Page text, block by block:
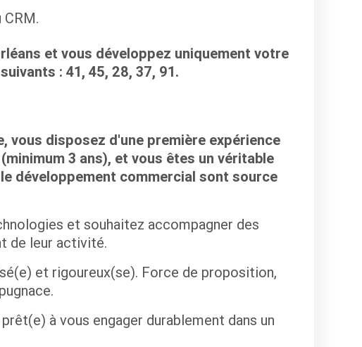
et vous développez uniquement votre
: 41, 45, 28, 37, 91.
vous disposez d'une première expérience
3 ans), et vous êtes un véritable
développement commercial sont source
et souhaitez accompagner des
de leur activité.
et rigoureux(se). Force de proposition,
à vous engager durablement dans un